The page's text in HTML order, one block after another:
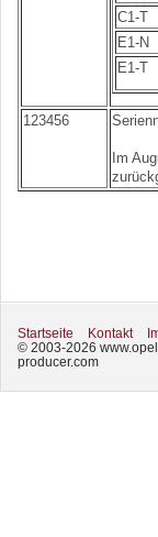
C1-T
E1-N
E1-T
123456
Im
Startseite Kontakt
© 2003-2026
producer.com